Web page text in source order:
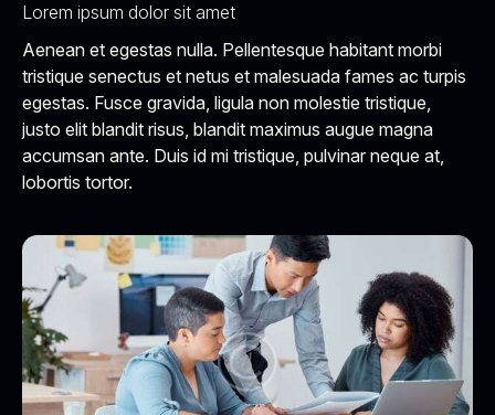
Lorem ipsum dolor sit amet
Aenean et egestas nulla. Pellentesque habitant morbi
tristique senectus et netus et malesuada fames ac turpis
egestas. Fusce gravida, ligula non molestie tristique,
justo elit blandit risus, blandit maximus augue magna
accumsan ante. Duis id mi tristique, pulvinar neque at,
lobortis tortor.